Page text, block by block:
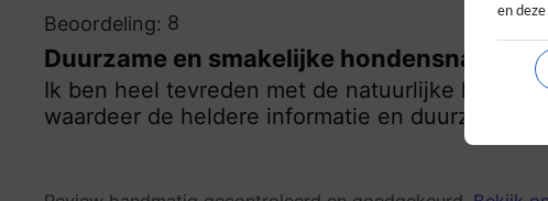
Beoordeling: 8
Duurzame en smakelijke hondensnacks
Ik ben heel tevreden met de natuurlijke
waardeer de heldere informatie en duurzame
en